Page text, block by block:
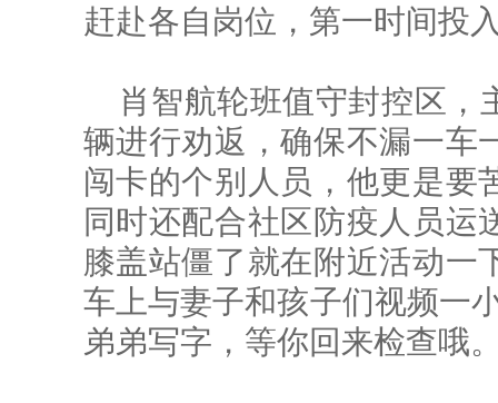
赶赴各自岗位，第一时间投
肖智航轮班值守封控区，
辆进行劝返，确保不漏一车
闯卡的个别人员，他更是要
同时还配合社区防疫人员运
膝盖站僵了就在附近活动一
车上与妻子和孩子们视频一
弟弟写字，等你回来检查哦